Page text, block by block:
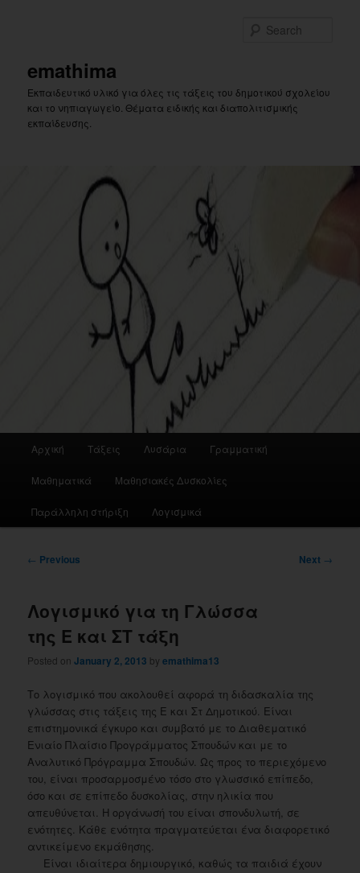
emathima
Εκπαιδευτικό υλικό για όλες τις τάξεις του δημοτικού σχολείου
και το νηπιαγωγείο. Θέματα ειδικής και διαπολιτισμικής
εκπαίδευσης.
Αρχική Τάξεις Λυσάρια Γραμματική
Μαθηματικά Μαθησιακές Δυσκολίες
Παράλληλη στήριξη Λογισμικά
Post
← Previous Next →
Λογισμικό για τη Γλώσσα
της Ε και ΣΤ τάξη
Posted onJanuary 2, 2013 byemathima13
Το λογισμικό που ακολουθεί αφορά τη διδασκαλία της
γλώσσας στις τάξεις της Ε και Στ Δημοτικού. Είναι
επιστημονικά έγκυρο και συμβατό με το Διαθεματικό
Ενιαίο Πλαίσιο Προγράμματος Σπουδών και με το
Αναλυτικό Πρόγραμμα Σπουδών. Ως προς το περιεχόμενο
του, είναι προσαρμοσμένο τόσο στο γλωσσικό επίπεδο,
όσο και σε επίπεδο δυσκολίας, στην ηλικία που
απευθύνεται. Η οργάνωσή του είναι σπονδυλωτή, σε
ενότητες. Κάθε ενότητα πραγματεύεται ένα διαφορετικό
αντικείμενο εκμάθησης.
Είναι ιδιαίτερα δημιουργικό, καθώς τα παιδιά έχουν